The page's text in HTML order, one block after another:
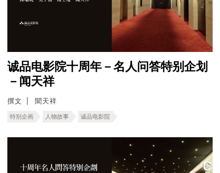
诚品电影院十周年－名人问答特别企划
－闻天祥
撰文 聞天祥
特别企画 人物故事 诚品电影院